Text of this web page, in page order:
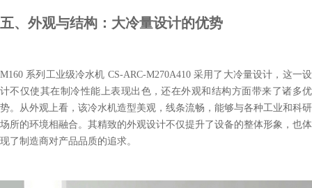
五、外观与结构：大冷量设计的优势
M160 系列工业级冷水机 CS-ARC-M270A410 采用了大冷量设计，这一设
计不仅使其在制冷性能上表现出色，还在外观和结构方面带来了诸多优
势。从外观上看，该冷水机造型美观，线条流畅，能够与各种工业和科研
场所的环境相融合。其精致的外观设计不仅提升了设备的整体形象，也体
现了制造商对产品品质的追求。